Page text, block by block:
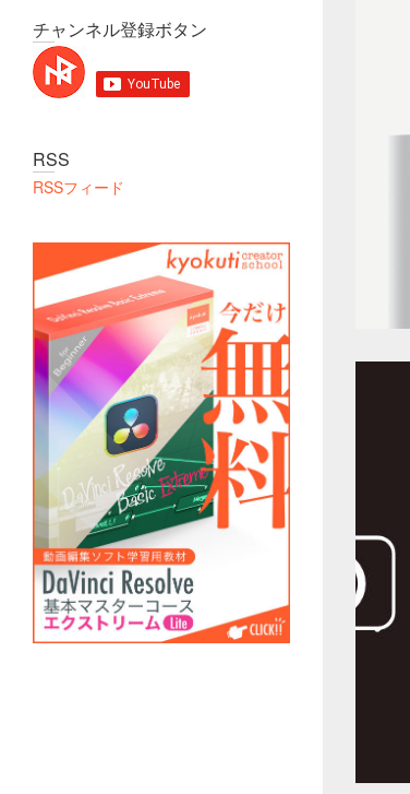
チャンネル登録ボタン
RSS
RSSフィード